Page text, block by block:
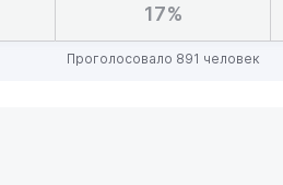
17%
Проголосовало 891 человек